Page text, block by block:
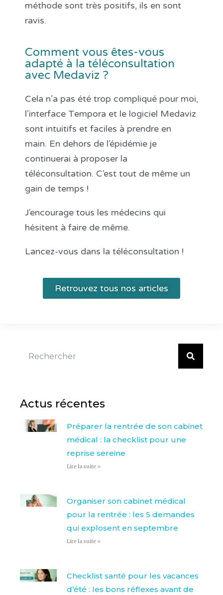
méthode sont très positifs, ils en sont
ravis.
Comment vous êtes-vous
adapté à la téléconsultation
avec Medaviz ?
Cela n’a pas été trop compliqué pour moi,
l’interface Tempora et le logiciel Medaviz
sont intuitifs et faciles à prendre en
main. En dehors de l’épidémie je
continuerai à proposer la
téléconsultation. C’est tout de même un
gain de temps !
J’encourage tous les médecins qui
hésitent à faire de même.
Lancez-vous dans la téléconsultation !
Retrouvez tous nos articles
Actus récentes
Préparer la rentrée de son cabinet
médical : la checklist pour une
reprise sereine
Lire la suite »
Organiser son cabinet médical
pour la rentrée : les 5 demandes
qui explosent en septembre
Lire la suite »
Checklist santé pour les vacances
d’été : les bons réflexes avant de